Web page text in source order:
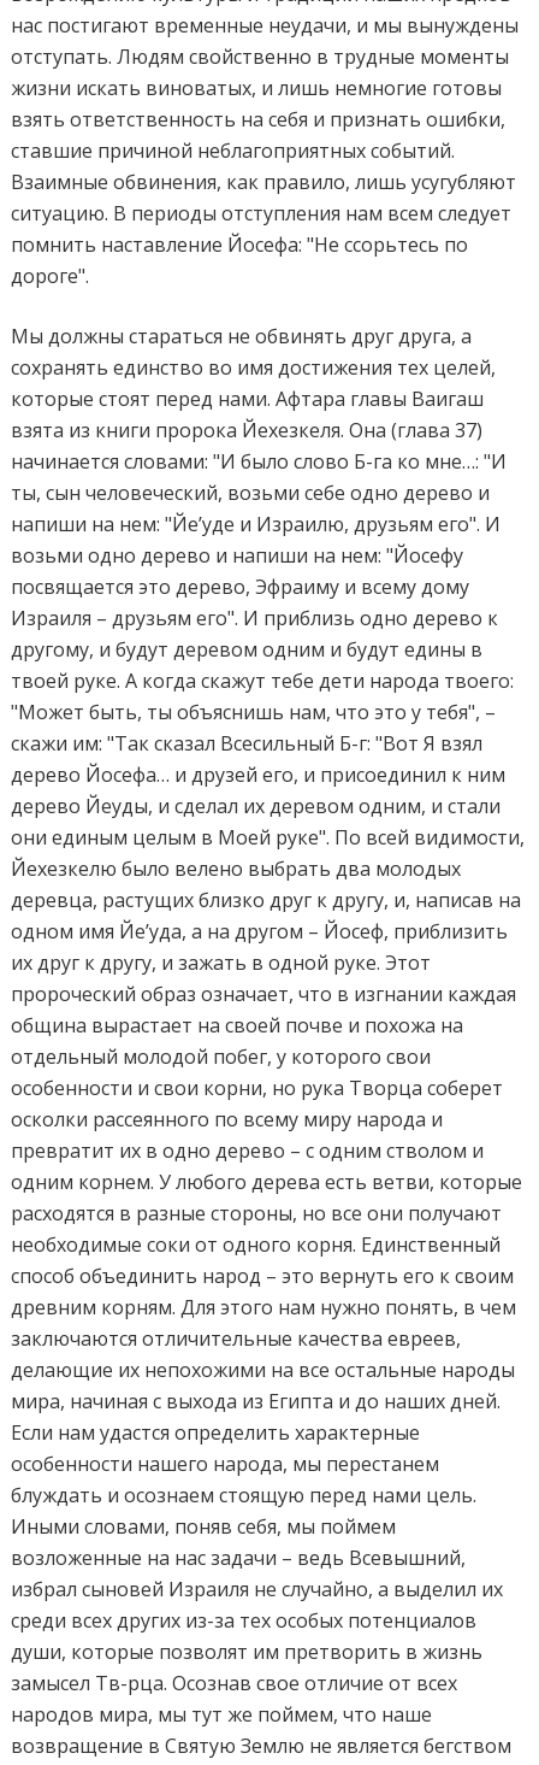
нас постигают временные неудачи, и мы вынуждены
отступать. Людям свойственно в трудные моменты
жизни искать виноватых, и лишь немногие готовы
взять ответственность на себя и признать ошибки,
ставшие причиной неблагоприятных событий.
Взаимные обвинения, как правило, лишь усугубляют
ситуацию. В периоды отступления нам всем следует
помнить наставление Йосефа: "Не ссорьтесь по
дороге".
Мы должны стараться не обвинять друг друга, а
сохранять единство во имя достижения тех целей,
которые стоят перед нами. Афтара главы Ваигаш
взята из книги пророка Йехезкеля. Она (глава 37)
начинается словами: "И было слово Б-га ко мне…: "И
ты, сын человеческий, возьми себе одно дерево и
напиши на нем: "Йе’уде и Израилю, друзьям его". И
возьми одно дерево и напиши на нем: "Йосефу
посвящается это дерево, Эфраиму и всему дому
Израиля – друзьям его". И приблизь одно дерево к
другому, и будут деревом одним и будут едины в
твоей руке. А когда скажут тебе дети народа твоего:
"Может быть, ты объяснишь нам, что это у тебя", –
скажи им: "Так сказал Всесильный Б-г: "Вот Я взял
дерево Йосефа… и друзей его, и присоединил к ним
дерево Йеуды, и сделал их деревом одним, и стали
они единым целым в Моей руке". По всей видимости,
Йехезкелю было велено выбрать два молодых
деревца, растущих близко друг к другу, и, написав на
одном имя Йе’уда, а на другом – Йосеф, приблизить
их друг к другу, и зажать в одной руке. Этот
пророческий образ означает, что в изгнании каждая
община вырастает на своей почве и похожа на
отдельный молодой побег, у которого свои
особенности и свои корни, но рука Творца соберет
осколки рассеянного по всему миру народа и
превратит их в одно дерево – с одним стволом и
одним корнем. У любого дерева есть ветви, которые
расходятся в разные стороны, но все они получают
необходимые соки от одного корня. Единственный
способ объединить народ – это вернуть его к своим
древним корням. Для этого нам нужно понять, в чем
заключаются отличительные качества евреев,
делающие их непохожими на все остальные народы
мира, начиная с выхода из Египта и до наших дней.
Если нам удастся определить характерные
особенности нашего народа, мы перестанем
блуждать и осознаем стоящую перед нами цель.
Иными словами, поняв себя, мы поймем
возложенные на нас задачи – ведь Всевышний,
избрал сыновей Израиля не случайно, а выделил их
среди всех других из-за тех особых потенциалов
души, которые позволят им претворить в жизнь
замысел Тв-рца. Осознав свое отличие от всех
народов мира, мы тут же поймем, что наше
возвращение в Святую Землю не является бегством